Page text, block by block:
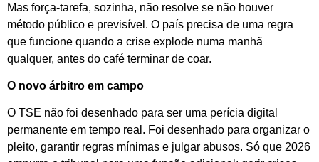
Mas força-tarefa, sozinha, não resolve se não houver
método público e previsível. O país precisa de uma regra
que funcione quando a crise explode numa manhã
qualquer, antes do café terminar de coar.
O novo árbitro em campo
O TSE não foi desenhado para ser uma perícia digital
permanente em tempo real. Foi desenhado para organizar o
pleito, garantir regras mínimas e julgar abusos. Só que 2026